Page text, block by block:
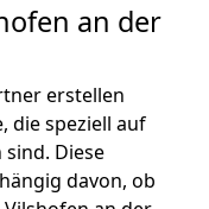
an der
erstellen
die speziell auf
Diese
davon, ob